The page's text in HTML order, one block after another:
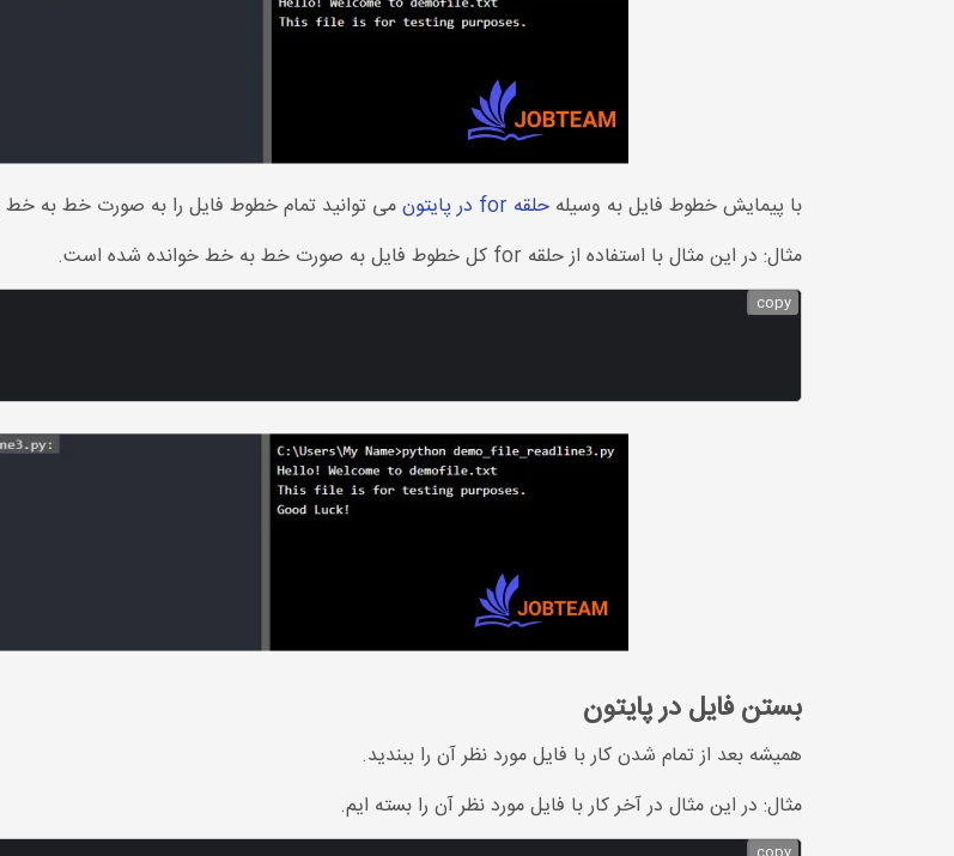
با پیمایش خطوط فایل به وسیله حلقه for در پایتون
می توانید تمام خطوط فایل را به صورت خط به خط
مثال: در این مثال با استفاده از حلقه for کل خطوط فایل به صورت خط به خط خوانده شده است.
copy
بستن فایل در پایتون
همیشه بعد از تمام شدن کار با فایل مورد نظر آن را ببندید.
مثال: در این مثال در آخر کار با فایل مورد نظر آن را بسته ایم.